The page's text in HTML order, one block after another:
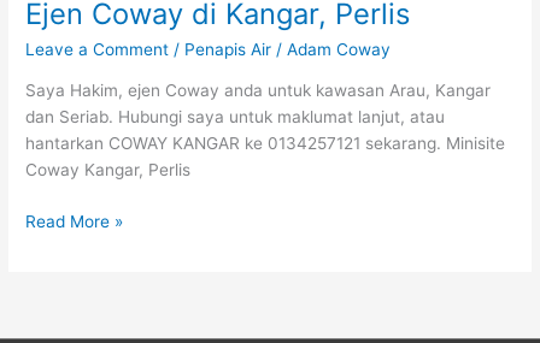
Ejen Coway di Kangar, Perlis
Leave a Comment / Penapis Air /Adam Coway
Saya Hakim, ejen Coway anda untuk kawasan Arau, Kangar
dan Seriab. Hubungi saya untuk maklumat lanjut, atau
hantarkan COWAY KANGAR ke 0134257121 sekarang. Minisite
Coway Kangar, Perlis
Ejen
Coway
di
Kangar,
Perlis
Read More »